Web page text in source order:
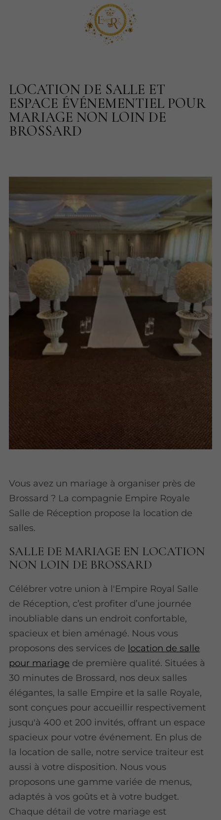
LOCATION DE SALLE ET
ESPACE ÉVÉNEMENTIEL POUR
MARIAGE NON LOIN DE
BROSSARD
Vous avez un mariage à organiser près de
Brossard ? La compagnie Empire Royale
Salle de Réception propose la location de
salles.
SALLE DE MARIAGE EN LOCATION
NON LOIN DE BROSSARD
Célébrer votre union à l'Empire Royal Salle
de Réception, c’est profiter d’une journée
inoubliable dans un endroit confortable,
spacieux et bien aménagé. Nous vous
proposons des services de location de salle
pour mariage de première qualité. Situées à
30 minutes de Brossard, nos deux salles
élégantes, la salle Empire et la salle Royale,
sont conçues pour accueillir respectivement
jusqu'à 400 et 200 invités, offrant un espace
spacieux pour votre événement. En plus de
la location de salle, notre service traiteur est
aussi à votre disposition. Nous vous
proposons une gamme variée de menus,
adaptés à vos goûts et à votre budget.
Chaque détail de votre mariage est